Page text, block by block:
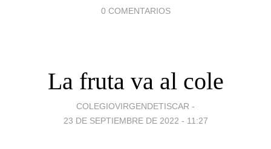
0 COMENTARIOS
La fruta va al cole
COLEGIOVIRGENDETISCAR -
23 DE SEPTIEMBRE DE 2022 - 11:27